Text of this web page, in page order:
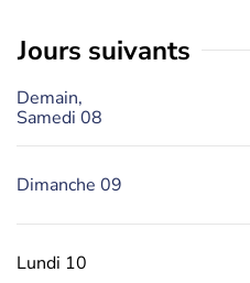
jours suivants
Demain,
Samedi 08
Dimanche 09
Lundi 10